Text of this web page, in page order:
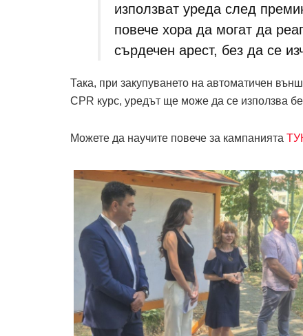
използват уреда след
повече хора да могат да
сърдечен арест, без да се
Така, при закупуването на автоматичен
CPR курс, уредът ще може да се използва
Можете да научите повече за кампанията